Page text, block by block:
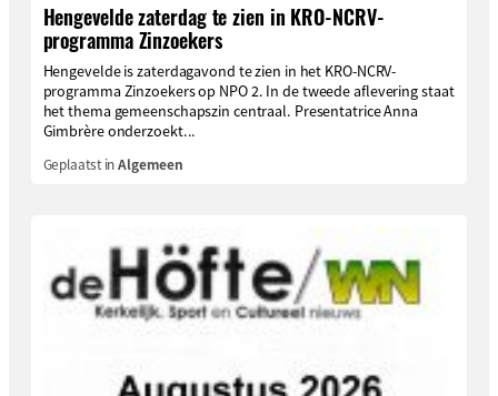
Hengevelde zaterdag te zien in KRO-NCRV-
programma Zinzoekers
Hengevelde is zaterdagavond te zien in het KRO-NCRV-
programma Zinzoekers op NPO 2. In de tweede aflevering staat
het thema gemeenschapszin centraal. Presentatrice Anna
Gimbrère onderzoekt...
Geplaatst inAlgemeen